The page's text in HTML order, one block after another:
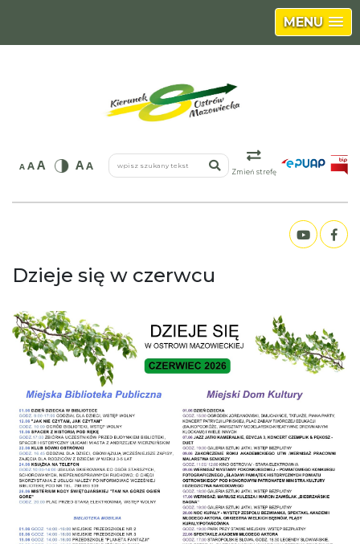
MENU
A AA AA wpisz szukany tekst
Zmień strefę
Dzieje się w czerwcu